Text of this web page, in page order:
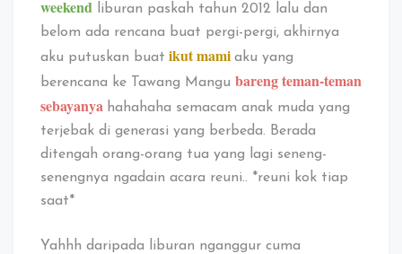
weekend liburan paskah tahun 2012 lalu dan
belom ada rencana buat pergi-pergi, akhirnya
aku putuskan buat ikut mami aku yang
berencana ke Tawang Mangu bareng teman-teman
sebayanya hahahaha semacam anak muda yang
terjebak di generasi yang berbeda. Berada
ditengah orang-orang tua yang lagi seneng-
senengnya ngadain acara reuni.. *reuni kok tiap
saat*
Yahhh daripada liburan nganggur cuma